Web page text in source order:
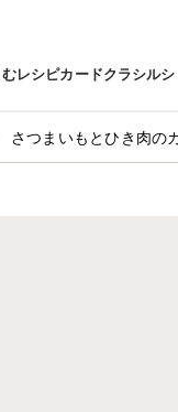
レシピカードクラシルシ
さつまいもとひき肉の